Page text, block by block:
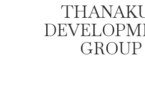
GROUP